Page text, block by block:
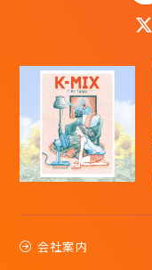
会社案内